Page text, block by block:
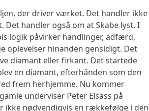
der driver værket. Det handler ikke
Det handler også om at Skabe lyst. I
logik påvirker handlinger, adfærd,
oplevelser hinanden gensidigt. Det
diamant eller firkant. Det startede
en diamant, efterhånden som den
frem herhjemme. Nu kommer
underviser Peter Elsass på
ikke nødvendigvis en rækkefølge i den